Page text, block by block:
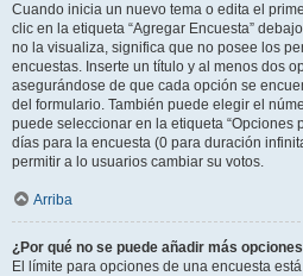
Cuando inicia un nuevo tema o edita el
clic en la etiqueta “Agregar Encuesta”
no la visualiza, significa que no posee los
encuestas. Inserte un título y al menos dos
asegurándose de que cada opción se
del formulario. También puede elegir el
puede seleccionar en la etiqueta “Opciones
días para la encuesta (0 para duración
permitir a lo usuarios cambiar su votos.
Arriba
¿Por qué no se puede añadir más
El límite para opciones de una encuesta